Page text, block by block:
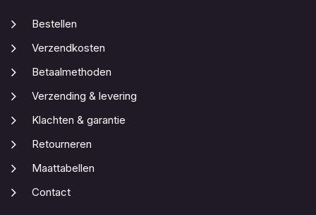
Bestellen
Verzendkosten
Betaalmethoden
Verzending & levering
Klachten & garantie
Retourneren
Maattabellen
Contact